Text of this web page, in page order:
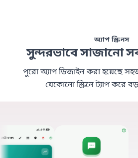
অ্যাপ স্ক্রিনস
সুন্দরভাবে সাজানো সব
পুরো অ্যাপ ডিজাইন করা হয়েছে
যেকোনো স্ক্রিনে ট্যাপ করে